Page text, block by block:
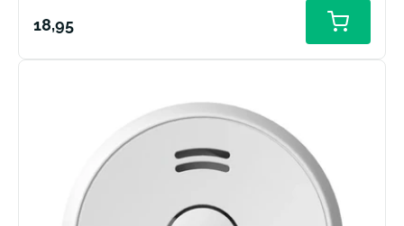
Normale
18,95